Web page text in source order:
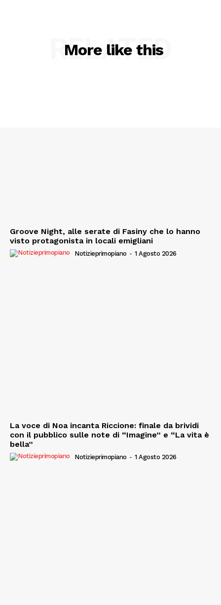
More like this
RELATED
Groove Night, alle serate di Fasiny che lo hanno
visto protagonista in locali emigliani
Notizieprimopiano - 1 Agosto 2026
La voce di Noa incanta Riccione: finale da brividi
con il pubblico sulle note di “Imagine” e “La vita è
bella”
Notizieprimopiano - 1 Agosto 2026